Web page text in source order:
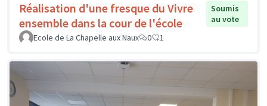
Réalisation d'une fresque du Vivre
ensemble dans la cour de l'école
Soumis
au vote
Ecole de La Chapelle aux Naux
0 1